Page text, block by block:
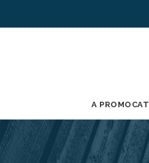
A PROMOCAT